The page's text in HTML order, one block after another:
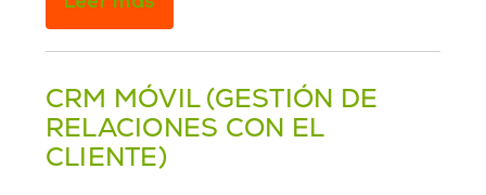
CRM MÓVIL (GESTIÓN DE
RELACIONES CON EL
CLIENTE)